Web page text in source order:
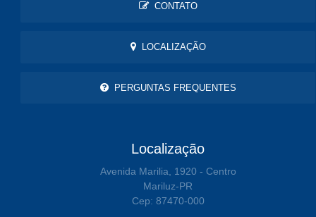
CONTATO
LOCALIZAÇÃO
PERGUNTAS FREQUENTES
Localização
Avenida Marilia, 1920 - Centro
Mariluz-PR
Cep: 87470-000